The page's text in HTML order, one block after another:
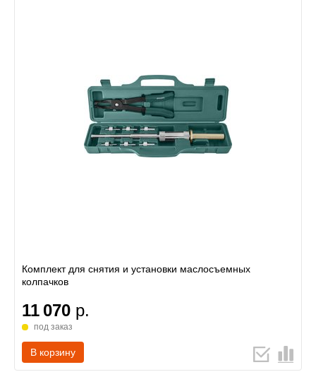
Комплект для снятия и установки маслосъемных
колпачков
11 070 р.
под заказ
В корзину